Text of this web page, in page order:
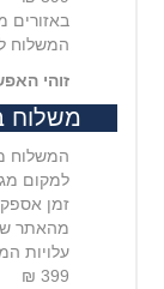
באזורים
המשלוח
זוהי
משלוח
המשלוח
למקום
מהאתר
399 ₪